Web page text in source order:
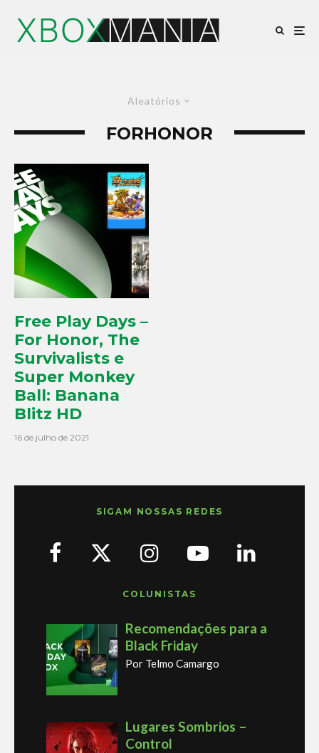
Aleatórios
FORHONOR
Free Play Days –
For Honor, The
Survivalists e
Super Monkey
Ball: Banana
Blitz HD
16 de julho de 2021
SIGAM NOSSAS REDES
COLUNISTAS
Recomendações para a
Black Friday
Por Telmo Camargo
Lugares Sombrios –
Control